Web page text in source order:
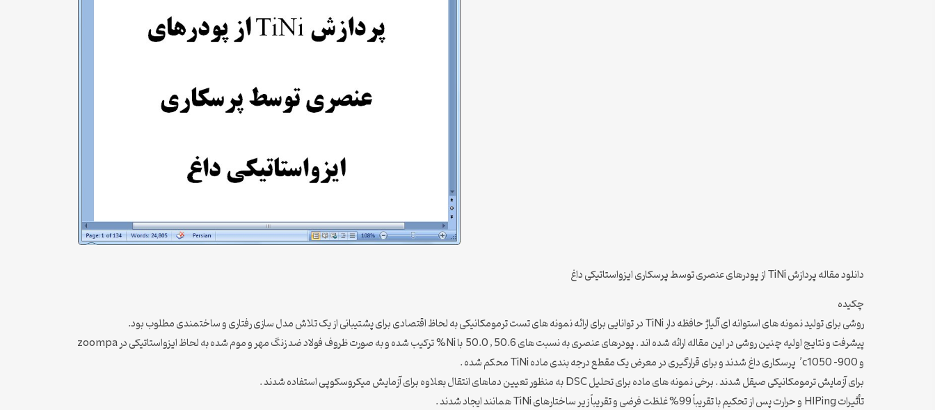
دانلود مقاله پردازش TiNi از پودرهای عنصری توسط پرسکاری ایزواستاتیکی داغ
چکیده
روشی برای تولید نمونه های استوانه ای آلیاژ حافظه دار TiNi در توانایی برای ارائه نمونه های تست ترمومکانیکی به لحاظ اقتصادی برای پشتیبانی از یک تلاش مدل سازی رفتاری و ساختمندی مطلوب بود.
و 900- c1050’ پرسکاری داغ شدند و برای قرارگیری در معرض یک مقطع درجه بندی ماده TiNi محکم شده .
برای آزمایش ترمومکانیکی صیقل شدند . برخی نمونه های ماده برای تحلیل DSC به منظور تعیین دماهای انتقال بعلاوه برای آزمایش میکروسکوپی استفاده شدند .
تأثیرات HIPing و حرارت پس از تحکیم با تقریباً 99% غلظت فرضی و تقریباً زیر ساختارهای TiNi همانند ایجاد شدند .